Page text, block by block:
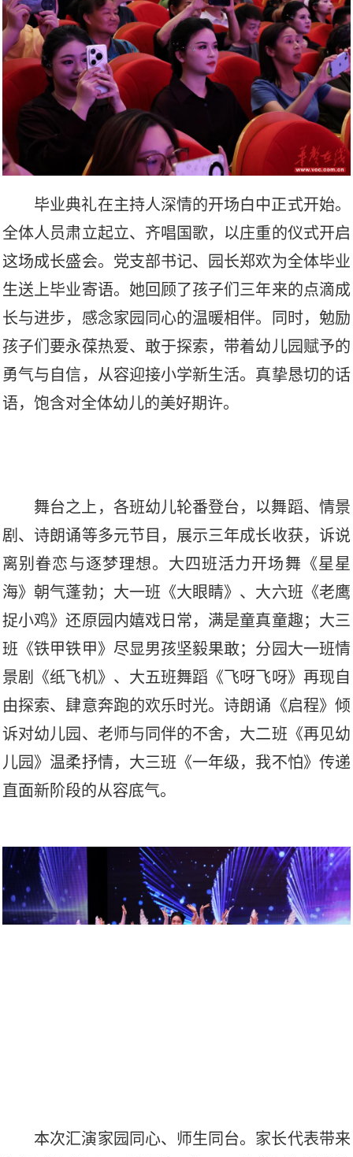
毕业典礼在主持人深情的开场白中正式开始。
全体人员肃立起立、齐唱国歌，以庄重的仪式开启
这场成长盛会。党支部书记、园长郑欢为全体毕业
生送上毕业寄语。她回顾了孩子们三年来的点滴成
长与进步，感念家园同心的温暖相伴。同时，勉励
孩子们要永葆热爱、敢于探索，带着幼儿园赋予的
勇气与自信，从容迎接小学新生活。真挚恳切的话
语，饱含对全体幼儿的美好期许。
舞台之上，各班幼儿轮番登台，以舞蹈、情景
剧、诗朗诵等多元节目，展示三年成长收获，诉说
离别眷恋与逐梦理想。大四班活力开场舞《星星
海》朝气蓬勃；大一班《大眼睛》、大六班《老鹰
捉小鸡》还原园内嬉戏日常，满是童真童趣；大三
班《铁甲铁甲》尽显男孩坚毅果敢；分园大一班情
景剧《纸飞机》、大五班舞蹈《飞呀飞呀》再现自
由探索、肆意奔跑的欢乐时光。诗朗诵《启程》倾
诉对幼儿园、老师与同伴的不舍，大二班《再见幼
儿园》温柔抒情，大三班《一年级，我不怕》传递
直面新阶段的从容底气。
本次汇演家园同心、师生同台。家长代表带来